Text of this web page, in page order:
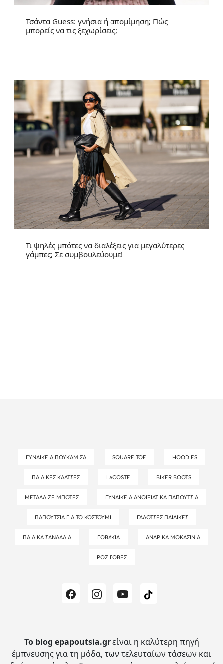
Τσάντα Guess: γνήσια ή απομίμηση; Πώς
μπορείς να τις ξεχωρίσεις;
Τι ψηλές μπότες να διαλέξεις για μεγαλύτερες
γάμπες; Σε συμβουλεύουμε!
ΓΥΝΑΙΚΕΊΑ ΠΟΥΚΆΜΙΣΑ SQUARE TOE HOODIES
ΠΑΙΔΙΚΈΣ ΚΆΛΤΣΕΣ LACOSTE BIKER BOOTS
ΜΕΤΑΛΛΙΖΈ ΜΠΌΤΕΣ ΓΥΝΑΙΚΕΊΑ ΑΝΟΙΞΙΆΤΙΚΑ ΠΑΠΟΎΤΣΙΑ
ΠΑΠΟΎΤΣΙΑ ΓΙΑ ΤΟ ΚΟΣΤΟΎΜΙ ΓΑΛΌΤΣΕΣ ΠΑΙΔΙΚΈΣ
ΠΑΙΔΙΚΆ ΣΑΝΔΆΛΙΑ ΓΟΒΆΚΙΑ ΑΝΔΡΙΚΆ ΜΟΚΑΣΊΝΙΑ
ΡΟΖ ΓΌΒΕΣ
Το blog epapoutsia.grείναι η καλύτερη πηγή
έμπνευσης για τη μόδα, των τελευταίων τάσεων και